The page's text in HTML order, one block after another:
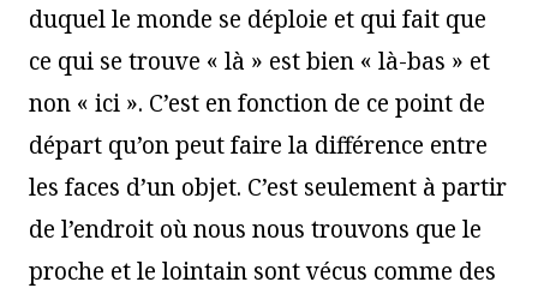
duquel le monde se déploie et qui fait que
ce qui se trouve « là » est bien « là-bas » et
non « ici ». C’est en fonction de ce point de
départ qu’on peut faire la différence entre
les faces d’un objet. C’est seulement à partir
de l’endroit où nous nous trouvons que le
proche et le lointain sont vécus comme des